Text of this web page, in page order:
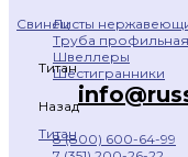
Свинец
Титан
Назад
Титан
Листы
Труба профильная
Швеллеры
Шестигранники
8 (800) 600-64-99